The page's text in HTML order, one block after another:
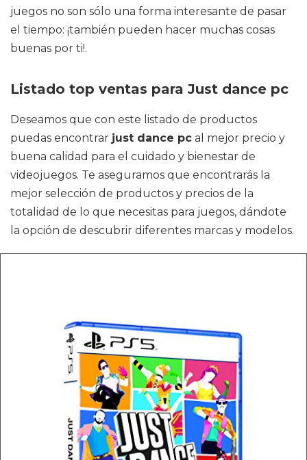
juegos no son sólo una forma interesante de pasar
el tiempo: ¡también pueden hacer muchas cosas
buenas por ti!.
Listado top ventas para Just dance pc
Deseamos que con este listado de productos
puedas encontrar just dance pc al mejor precio y
buena calidad para el cuidado y bienestar de
videojuegos. Te aseguramos que encontrarás la
mejor selección de productos y precios de la
totalidad de lo que necesitas para juegos, dándote
la opción de descubrir diferentes marcas y modelos.